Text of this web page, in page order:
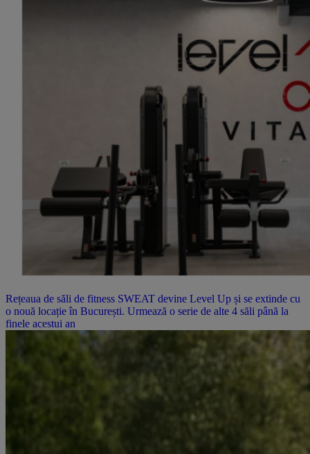
Rețeaua de săli de fitness SWEAT devine Level Up și se extinde cu
o nouă locație în București. Urmează o serie de alte 4 săli până la
finele acestui an